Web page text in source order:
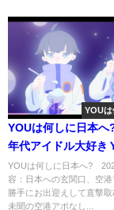
YOU
YOUは何しに日本
年代アイドル大好き
着 3月27日
YOUは何しに日本へ?
容：日本への玄関口、空
勝手にお出迎えして直撃
未聞の空港アポなし...